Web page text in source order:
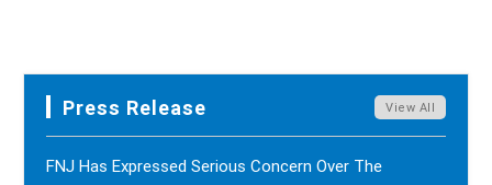
Press Release View All
FNJ Has Expressed Serious Concern Over The